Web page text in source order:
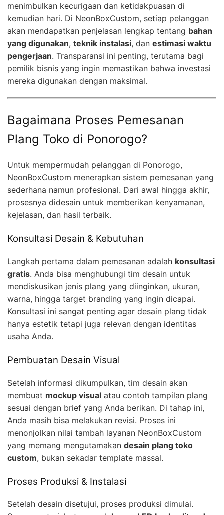
menimbulkan kecurigaan dan ketidakpuasan di
kemudian hari. Di NeonBoxCustom, setiap pelanggan
akan mendapatkan penjelasan lengkap tentang bahan
yang digunakan, teknik instalasi, dan estimasi waktu
pengerjaan. Transparansi ini penting, terutama bagi
pemilik bisnis yang ingin memastikan bahwa investasi
mereka digunakan dengan maksimal.
Bagaimana Proses Pemesanan
Plang Toko di Ponorogo?
Untuk mempermudah pelanggan di Ponorogo,
NeonBoxCustom menerapkan sistem pemesanan yang
sederhana namun profesional. Dari awal hingga akhir,
prosesnya didesain untuk memberikan kenyamanan,
kejelasan, dan hasil terbaik.
Konsultasi Desain & Kebutuhan
Langkah pertama dalam pemesanan adalah konsultasi
gratis. Anda bisa menghubungi tim desain untuk
mendiskusikan jenis plang yang diinginkan, ukuran,
warna, hingga target branding yang ingin dicapai.
Konsultasi ini sangat penting agar desain plang tidak
hanya estetik tetapi juga relevan dengan identitas
usaha Anda.
Pembuatan Desain Visual
Setelah informasi dikumpulkan, tim desain akan
membuat mockup visual atau contoh tampilan plang
sesuai dengan brief yang Anda berikan. Di tahap ini,
Anda masih bisa melakukan revisi. Proses ini
menonjolkan nilai tambah layanan NeonBoxCustom
yang memang mengutamakan desain plang toko
custom, bukan sekadar template massal.
Proses Produksi & Instalasi
Setelah desain disetujui, proses produksi dimulai.